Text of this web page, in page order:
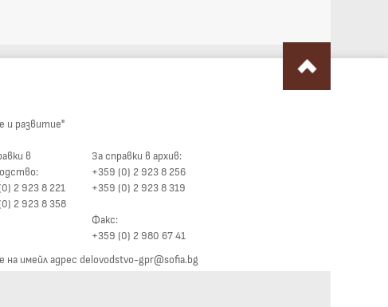
и развитие"
в
2 923 8 221
2 923 8 358
За справки в архив:
+359 (0) 2 923 8 256
+359 (0) 2 923 8 319
Факс:
+359 (0) 2 980 67 41
имейл адрес delovodstvo-gpr@sofia.bg